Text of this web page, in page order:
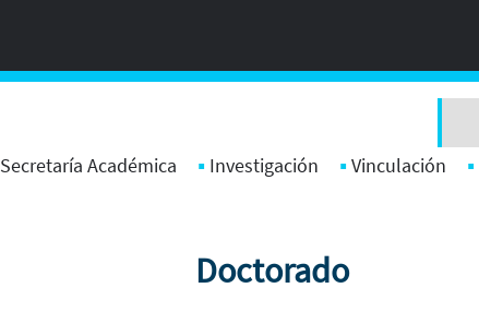
Secretaría Académica Investigación Vinculación
Doctorado